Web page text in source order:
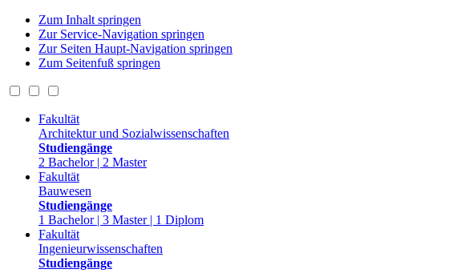
Zum Inhalt springen
Zur Service-Navigation springen
Zur Seiten Haupt-Navigation springen
Zum Seitenfuß springen
Fakultät
Architektur und Sozialwissenschaften
Studiengänge
2 Bachelor | 2 Master
Fakultät
Bauwesen
Studiengänge
1 Bachelor | 3 Master | 1 Diplom
Fakultät
Ingenieurwissenschaften
Studiengänge